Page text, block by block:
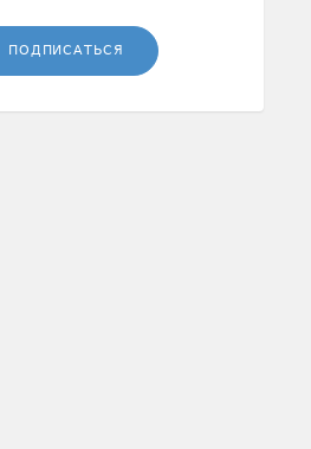
ПОДПИСАТЬСЯ